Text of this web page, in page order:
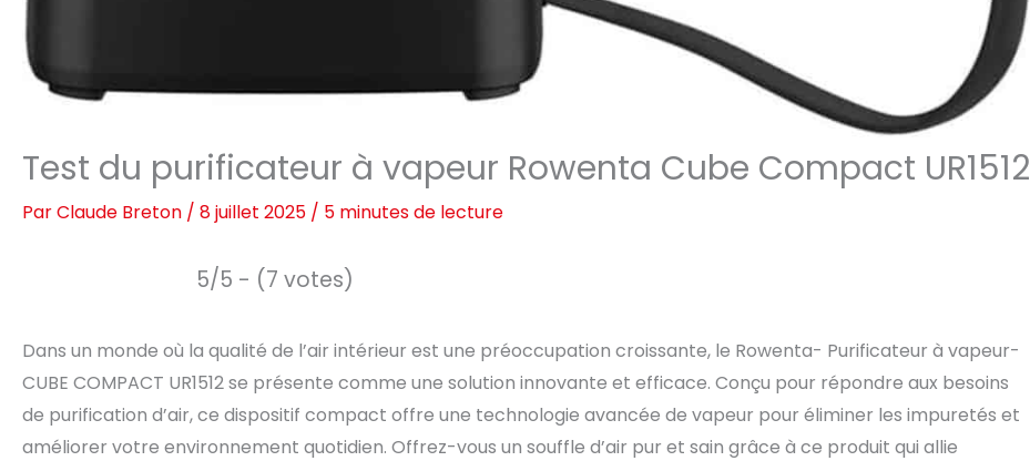
Test du purificateur à vapeur Rowenta Cube Compact UR1512
ParClaude Breton / 8 juillet 2025 / 5 minutes de lecture
5/5 - (7 votes)
Dans un monde où la qualité de l’air intérieur est une préoccupation croissante, le Rowenta- Purificateur à vapeur-
CUBE COMPACT UR1512 se présente comme une solution innovante et efficace. Conçu pour répondre aux besoins
de purification d’air, ce dispositif compact offre une technologie avancée de vapeur pour éliminer les impuretés et
améliorer votre environnement quotidien. Offrez-vous un souffle d’air pur et sain grâce à ce produit qui allie